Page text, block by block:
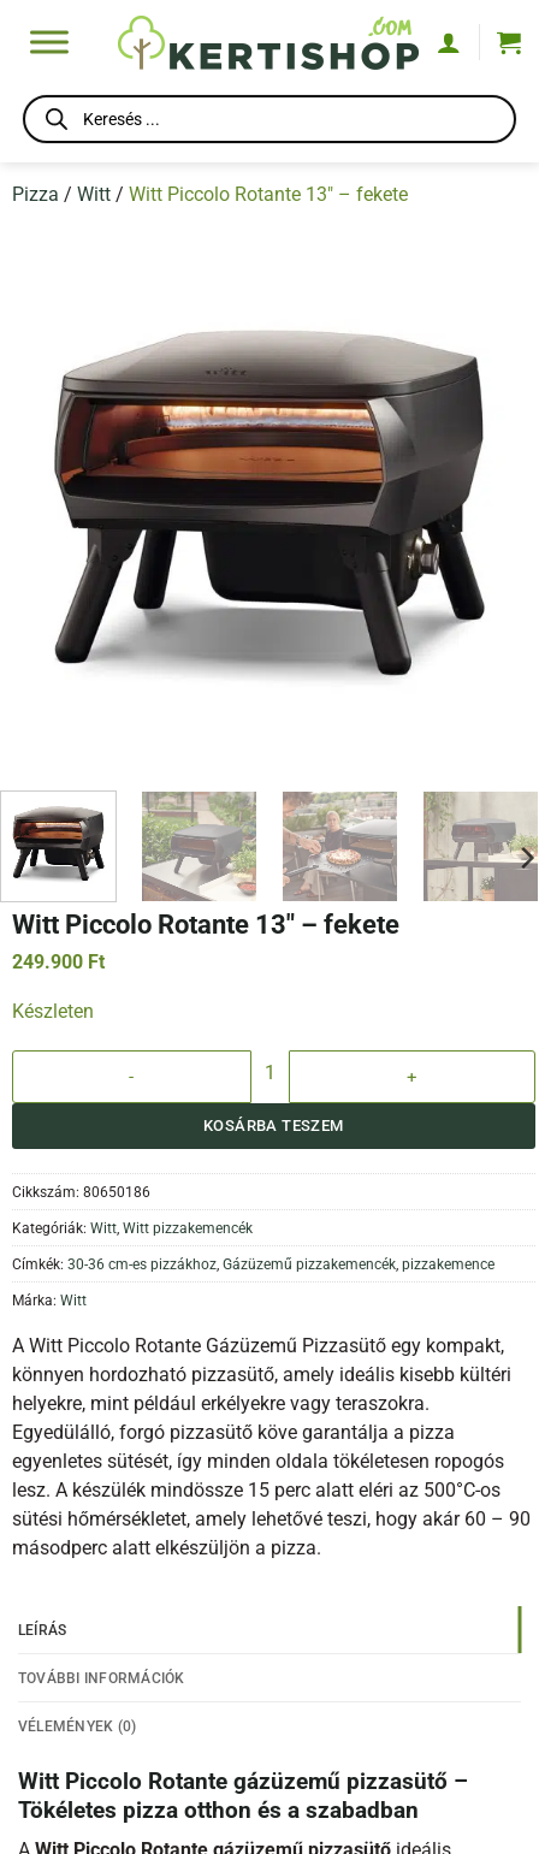
Products
search
Pizza / Witt / Witt Piccolo Rotante 13″ – fekete
Witt Piccolo Rotante 13″ – fekete
249.900 Ft
Készleten
Witt Piccolo Rotante 13" - fekete mennyiség
KOSÁRBA TESZEM
Cikkszám: 80650186
Kategóriák: Witt Witt pizzakemencék
Címkék: 30-36 cm-es pizzákhoz Gázüzemű pizzakemencék pizzakemence
Márka: Witt
A Witt Piccolo Rotante Gázüzemű Pizzasütő egy kompakt,
könnyen hordozható pizzasütő, amely ideális kisebb kültéri
helyekre, mint például erkélyekre vagy teraszokra.
Egyedülálló, forgó pizzasütő köve garantálja a pizza
egyenletes sütését, így minden oldala tökéletesen ropogós
lesz. A készülék mindössze 15 perc alatt eléri az 500°C-os
sütési hőmérsékletet, amely lehetővé teszi, hogy akár 60 – 90
másodperc alatt elkészüljön a pizza.
LEÍRÁS
TOVÁBBI INFORMÁCIÓK
VÉLEMÉNYEK (0)
Witt Piccolo Rotante gázüzemű pizzasütő –
Tökéletes pizza otthon és a szabadban